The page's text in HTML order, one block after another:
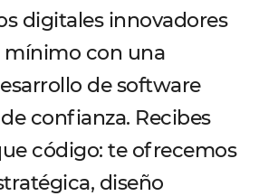
digitales innovadores
mínimo con una
de software
confianza. Recibes
código: te ofrecemos
diseño